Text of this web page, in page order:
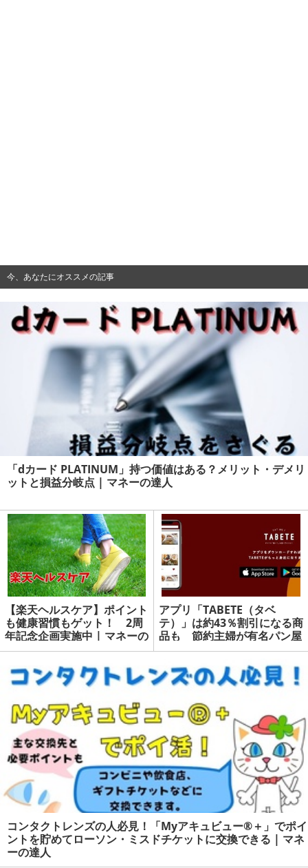
今、あなたにオススメの記事
「dカード PLATINUM」持つ価値はある？メリット・デメリ
ットと損益分岐点 | マネーの達人
【楽天ヘルスケア】ポイント
も健康習慣もゲット！ 2周
年記念企画実施中 | マネーの
達人
アプリ「TABETE（タベ
テ）」は約43％割引になる商
品も 節約主婦が有名パン屋
の商品の「レスキュー」して
みた | マネーの達人
コンタクトレンズの人必見！「Myアキュビュー®＋」でポイ
ントを貯めてローソン・ミスドチケットに交換できる | マネ
ーの達人